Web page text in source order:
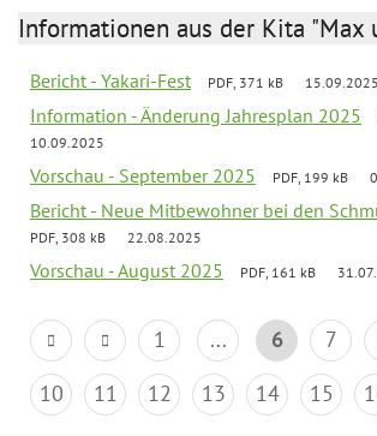
Informationen aus der Kita "Max
Bericht - Yakari-Fest PDF, 371 kB 15.09.2025
Information - Änderung Jahresplan 2025
10.09.2025
Vorschau - September 2025 PDF, 199 kB
Bericht - Neue Mitbewohner bei den
PDF, 308 kB 22.08.2025
Vorschau - August 2025 PDF, 161 kB
1 ... 6 7
10
11 12 13 14 15